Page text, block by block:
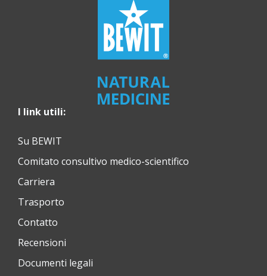
I link utili:
Su BEWIT
Comitato consultivo medico-scientifico
Carriera
Trasporto
Contatto
Recensioni
Documenti legali